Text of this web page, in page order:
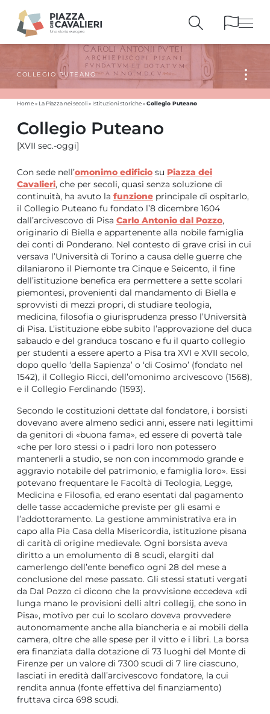
EDIFICIE MONUMENTI
LA PIAZZANEI SECOLI
PUBBLICAZIONIE STRUMENTI
PERCORSI
COLLEGIO PUTEANO
Home» La Piazza nei secoli» Istituzioni storiche»Collegio Puteano
Collegio Puteano
[XVII sec.-oggi]
Con sede nell’omonimo edificio su Piazza dei
Cavalieri, che per secoli, quasi senza soluzione di
continuità, ha avuto la funzione principale di ospitarlo,
il Collegio Puteano fu fondato l’8 dicembre 1604
dall’arcivescovo di Pisa Carlo Antonio dal Pozzo,
originario di Biella e appartenente alla nobile famiglia
dei conti di Ponderano. Nel contesto di grave crisi in cui
versava l’Università di Torino a causa delle guerre che
dilaniarono il Piemonte tra Cinque e Seicento, il fine
dell’istituzione benefica era permettere a sette scolari
piemontesi, provenienti dal mandamento di Biella e
sprovvisti di mezzi propri, di studiare teologia,
medicina, filosofia o giurisprudenza presso l’Università
di Pisa. L’istituzione ebbe subito l’approvazione del duca
sabaudo e del granduca toscano e fu il quarto collegio
per studenti a essere aperto a Pisa tra XVI e XVII secolo,
dopo quello ‘della Sapienza’ o ‘di Cosimo’ (fondato nel
1542), il Collegio Ricci, dell’omonimo arcivescovo (1568),
e il Collegio Ferdinando (1593).
Secondo le costituzioni dettate dal fondatore, i borsisti
dovevano avere almeno sedici anni, essere nati legittimi
da genitori di «buona fama», ed essere di povertà tale
«che per loro stessi o i padri loro non potessero
mantenerli a studio, se non con incommodo grande e
aggravio notabile del patrimonio, e famiglia loro». Essi
potevano frequentare le Facoltà di Teologia, Legge,
Medicina e Filosofia, ed erano esentati dal pagamento
delle tasse accademiche previste per gli esami e
l’addottoramento. La gestione amministrativa era in
capo alla Pia Casa della Misericordia, istituzione pisana
di carità di origine medievale. Ogni borsista aveva
diritto a un emolumento di 8 scudi, elargiti dal
camerlengo dell’ente benefico ogni 28 del mese a
conclusione del mese passato. Gli stessi statuti vergati
da Dal Pozzo ci dicono che la provvisione eccedeva «di
lunga mano le provisioni delli altri collegij, che sono in
Pisa», motivo per cui lo scolaro doveva provvedere
autonomamente anche alla biancheria e ai mobili della
camera, oltre che alle spese per il vitto e i libri. La borsa
era finanziata dalla dotazione di 73 luoghi del Monte di
Firenze per un valore di 7300 scudi di 7 lire ciascuno,
lasciati in eredità dall’arcivescovo fondatore, la cui
rendita annua (fonte effettiva del finanziamento)
fruttava circa 698 scudi.